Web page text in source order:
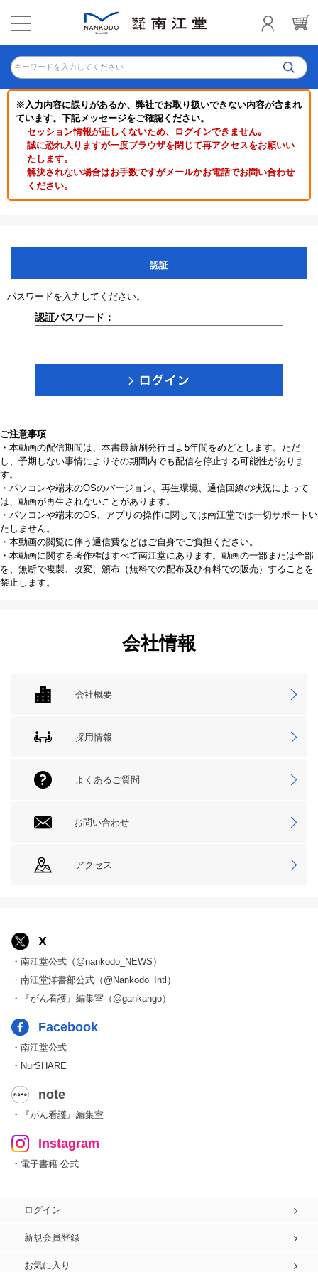
キーワードを入力してください
※入力内容に誤りがあるか、弊社でお取り扱いできない内容が含まれ
ています。下記メッセージをご確認ください。
セッション情報が正しくないため、ログインできません｡
誠に恐れ入りますが一度ブラウザを閉じて再アクセスをお願いい
たします。
解決されない場合はお手数ですがメールかお電話でお問い合わせ
ください。
認証
パスワードを入力してください。
認証パスワード：
ご注意事項
・本動画の配信期間は、本書最新刷発行日よ5年間をめどとします。ただ
し、予期しない事情によりその期間内でも配信を停止する可能性がありま
す。
・パソコンや端末のOSのバージョン、再生環境、通信回線の状況によって
は、動画が再生されないことがあります。
・パソコンや端末のOS、アプリの操作に関しては南江堂では一切サポートい
たしません。
・本動画の閲覧に伴う通信費などはご自身でご負担ください。
・本動画に関する著作権はすべて南江堂にあります。動画の一部または全部
を、無断で複製、改変、頒布（無料での配布及び有料での販売）することを
禁止します。
会社情報
会社概要
採用情報
よくあるご質問
お問い合わせ
アクセス
X
・南江堂公式（@nankodo_NEWS）
・南江堂洋書部公式（@Nankodo_Intl）
・『がん看護』編集室（@gankango）
Facebook
・南江堂公式
・NurSHARE
note
・『がん看護』編集室
Instagram
・電子書籍 公式
ログイン
新規会員登録
お気に入り